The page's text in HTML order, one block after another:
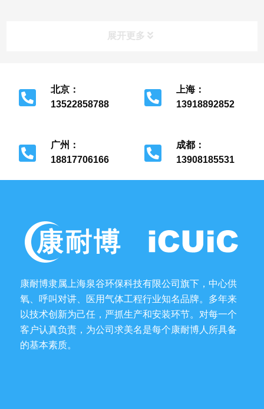
展开更多
北京：
13522858788
上海：
13918892852
广州：
18817706166
成都：
13908185531
康耐博隶属上海泉谷环保科技有限公司旗下，中心供
氧、呼叫对讲、医用气体工程行业知名品牌。多年来
以技术创新为己任，严抓生产和安装环节。对每一个
客户认真负责，为公司求美名是每个康耐博人所具备
的基本素质。